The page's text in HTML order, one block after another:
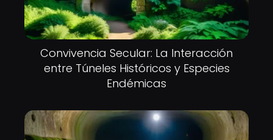
Convivencia Secular: La Interacción
entre Túneles Históricos y Especies
Endémicas